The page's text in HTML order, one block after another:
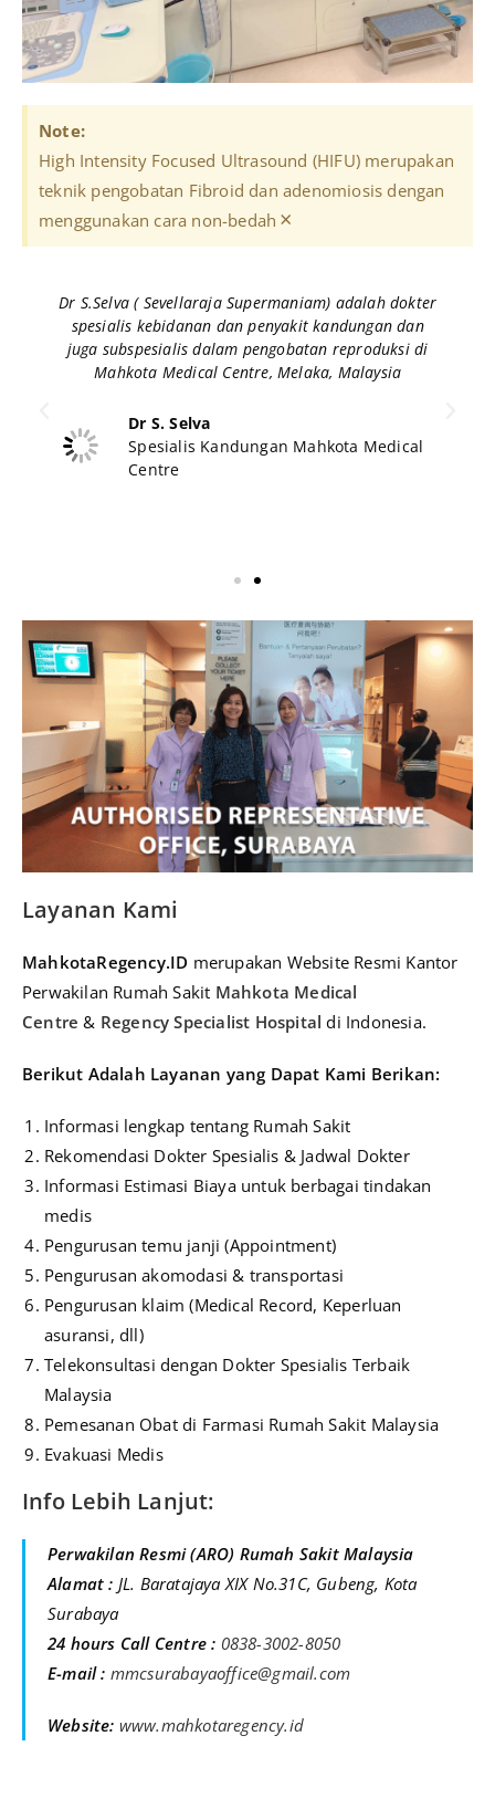
Note:
High Intensity Focused Ultrasound (HIFU) merupakan
teknik pengobatan Fibroid dan adenomiosis dengan
menggunakan cara non-bedah​ ×
Dr S.Selva ( Sevellaraja Supermaniam) adalah dokter
spesialis kebidanan dan penyakit kandungan dan
juga subspesialis dalam pengobatan reproduksi di
Mahkota Medical Centre, Melaka, Malaysia
Dr S. Selva
Spesialis Kandungan Mahkota Medical
Centre
Layanan Kami
MahkotaRegency.ID merupakan Website Resmi Kantor
Perwakilan Rumah Sakit Mahkota Medical
Centre & Regency Specialist Hospital di Indonesia.
Berikut Adalah Layanan yang Dapat Kami Berikan:
Informasi lengkap tentang Rumah Sakit
Rekomendasi Dokter Spesialis & Jadwal Dokter
Informasi Estimasi Biaya untuk berbagai tindakan
medis
Pengurusan temu janji (Appointment)
Pengurusan akomodasi & transportasi
Pengurusan klaim (Medical Record, Keperluan
asuransi, dll)
Telekonsultasi dengan Dokter Spesialis Terbaik
Malaysia
Pemesanan Obat di Farmasi Rumah Sakit Malaysia
Evakuasi Medis
Info Lebih Lanjut:
Perwakilan Resmi (ARO) Rumah Sakit Malaysia
Alamat : JL. Baratajaya XIX No.31C, Gubeng, Kota
Surabaya
24 hours Call Centre : 0838-3002-8050
E-mail : mmcsurabayaoffice@gmail.com
Website: www.mahkotaregency.id